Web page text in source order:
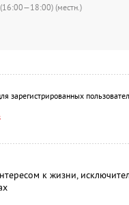
(16:00—18:00) (местн.)
зарегистрированных
к жизни,